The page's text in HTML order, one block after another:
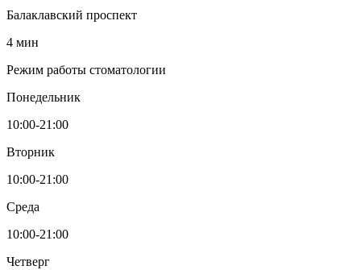
Балаклавский проспект
4 мин
Режим работы стоматологии
Понедельник
10:00-21:00
Вторник
10:00-21:00
Среда
10:00-21:00
Четверг